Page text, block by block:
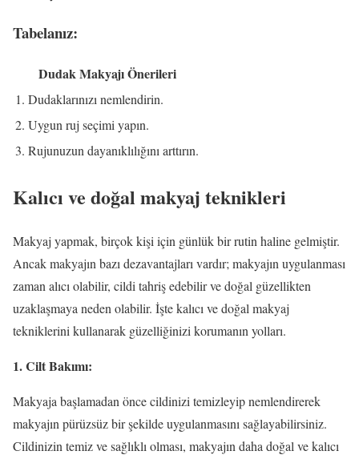
Tabelanız:
Dudak Makyajı Önerileri
1. Dudaklarınızı nemlendirin.
2. Uygun ruj seçimi yapın.
3. Rujunuzun dayanıklılığını arttırın.
Kalıcı ve doğal makyaj teknikleri
Makyaj yapmak, birçok kişi için günlük bir rutin haline gelmiştir.
Ancak makyajın bazı dezavantajları vardır; makyajın uygulanması
zaman alıcı olabilir, cildi tahriş edebilir ve doğal güzellikten
uzaklaşmaya neden olabilir. İşte kalıcı ve doğal makyaj
tekniklerini kullanarak güzelliğinizi korumanın yolları.
1. Cilt Bakımı:
Makyaja başlamadan önce cildinizi temizleyip nemlendirerek
makyajın pürüzsüz bir şekilde uygulanmasını sağlayabilirsiniz.
Cildinizin temiz ve sağlıklı olması, makyajın daha doğal ve kalıcı